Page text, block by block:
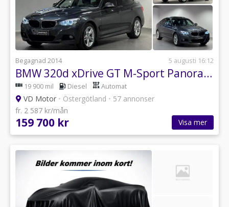
Begagnad 2014 5 augusti 16:12
BMW 320d xDrive GT M-Sport Panorama Nav Hifi B-kam Drag 184hk
19 900 mil Diesel Automat
VD Motor • Östergötland • 57 annonser
fr. 2 587 kr/mån
159 700 kr Visa mer